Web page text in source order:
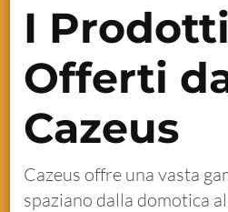
I Prodotti
Offerti
Cazeus
Cazeus offre una vasta
spaziano dalla domotica